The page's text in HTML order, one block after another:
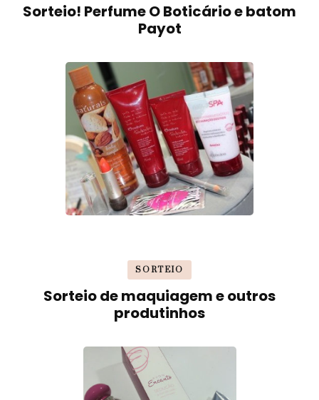
Sorteio! Perfume O Boticário e batom
Payot
SORTEIO
Sorteio de maquiagem e outros
produtinhos